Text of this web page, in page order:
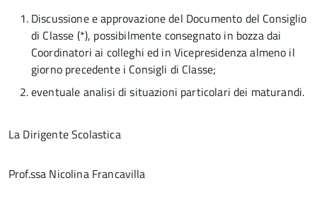
Discussione e approvazione del Documento del Consiglio
di Classe (*), possibilmente consegnato in bozza dai
Coordinatori ai colleghi ed in Vicepresidenza almeno il
giorno precedente i Consigli di Classe;
eventuale analisi di situazioni particolari dei maturandi.
La Dirigente Scolastica
Prof.ssa Nicolina Francavilla